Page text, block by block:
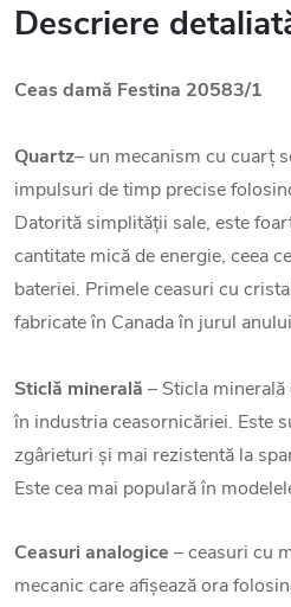
Descriere
Ceas damă Festina 20583/1
Quartz– un mecanism cu cuarț
impulsuri de timp precise
Datorită simplității sale, este
cantitate mică de energie, ceea
bateriei. Primele ceasuri cu
fabricate în Canada în jurul
Sticlă minerală – Sticla
în industria ceasornicăriei. Este
zgârieturi și mai rezistentă la
Este cea mai populară în
Ceasuri analogice – ceasuri cu
mecanic care afișează ora